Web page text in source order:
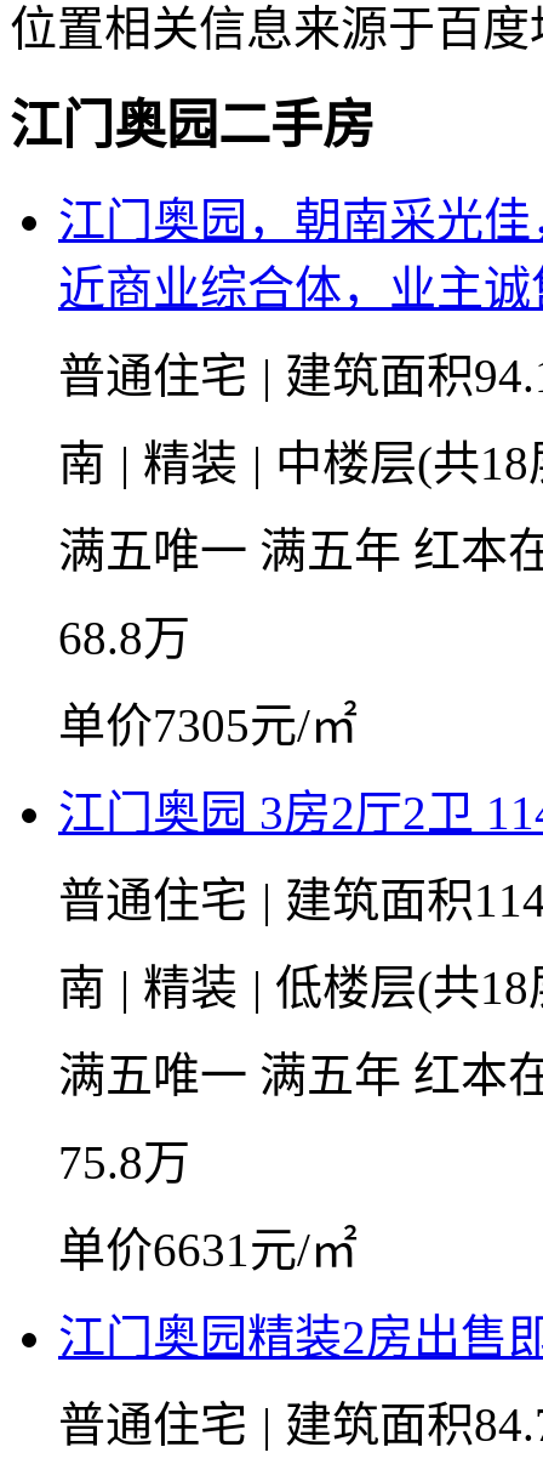
位置相关信息来源于百
江门奥园二手房
江门奥园，朝南采光
近商业综合体，业主
普通住宅 | 建筑面积
南 | 精装 | 中楼层(共
满五唯一 满五年 红本
68.8万
单价7305元/㎡
江门奥园 3房2厅2卫
普通住宅 | 建筑面积
南 | 精装 | 低楼层(共
满五唯一 满五年 红本
75.8万
单价6631元/㎡
江门奥园精装2房出售
普通住宅 | 建筑面积